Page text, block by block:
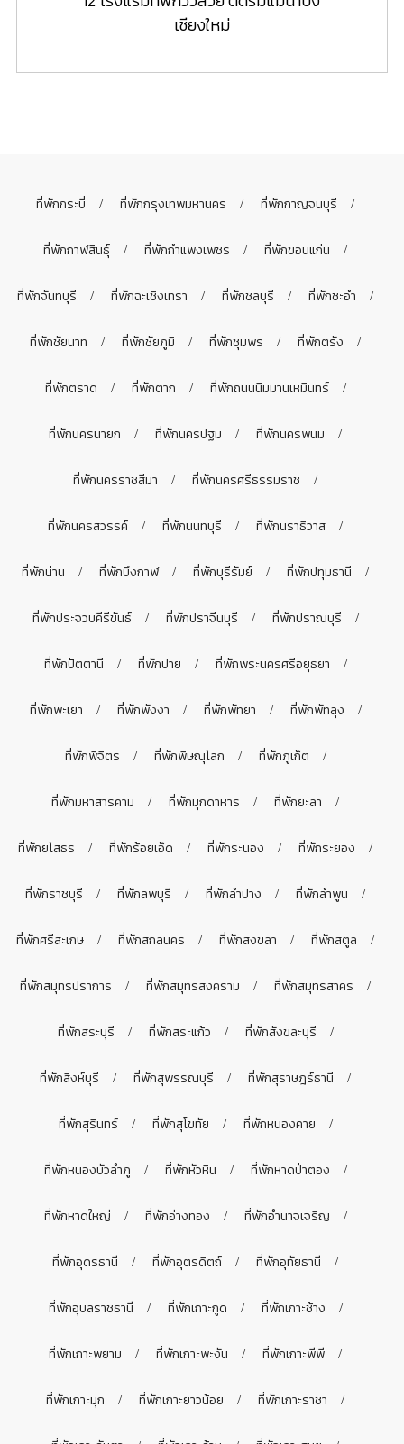
เชียงใหม่
ที่พักกระบี่ ที่พักกรุงเทพมหานคร ที่พักกาญจนบุรี
ที่พักกาฬสินธุ์ ที่พักกำแพงเพชร ที่พักขอนแก่น
ที่พักจันทบุรี ที่พักฉะเชิงเทรา ที่พักชลบุรี ที่พักชะอำ
ที่พักชัยนาท ที่พักชัยภูมิ ที่พักชุมพร ที่พักตรัง
ที่พักตราด ที่พักตาก ที่พักถนนนิมมานเหมินทร์
ที่พักนครนายก ที่พักนครปฐม ที่พักนครพนม
ที่พักนครราชสีมา ที่พักนครศรีธรรมราช
ที่พักนครสวรรค์ ที่พักนนทบุรี ที่พักนราธิวาส
ที่พักน่าน ที่พักบึงกาฬ ที่พักบุรีรัมย์ ที่พักปทุมธานี
ที่พักประจวบคีรีขันธ์ ที่พักปราจีนบุรี ที่พักปราณบุรี
ที่พักปัตตานี ที่พักปาย ที่พักพระนครศรีอยุธยา
ที่พักพะเยา ที่พักพังงา ที่พักพัทยา ที่พักพัทลุง
ที่พักพิจิตร ที่พักพิษณุโลก ที่พักภูเก็ต
ที่พักมหาสารคาม ที่พักมุกดาหาร ที่พักยะลา
ที่พักยโสธร ที่พักร้อยเอ็ด ที่พักระนอง ที่พักระยอง
ที่พักราชบุรี ที่พักลพบุรี ที่พักลำปาง ที่พักลำพูน
ที่พักศรีสะเกษ ที่พักสกลนคร ที่พักสงขลา ที่พักสตูล
ที่พักสมุทรปราการ ที่พักสมุทรสงคราม ที่พักสมุทรสาคร
ที่พักสระบุรี ที่พักสระแก้ว ที่พักสังขละบุรี
ที่พักสิงห์บุรี ที่พักสุพรรณบุรี ที่พักสุราษฎร์ธานี
ที่พักสุรินทร์ ที่พักสุโขทัย ที่พักหนองคาย
ที่พักหนองบัวลำภู ที่พักหัวหิน ที่พักหาดป่าตอง
ที่พักหาดใหญ่ ที่พักอ่างทอง ที่พักอำนาจเจริญ
ที่พักอุดรธานี ที่พักอุตรดิตถ์ ที่พักอุทัยธานี
ที่พักอุบลราชธานี ที่พักเกาะกูด ที่พักเกาะช้าง
ที่พักเกาะพยาม ที่พักเกาะพะงัน ที่พักเกาะพีพี
ที่พักเกาะมุก ที่พักเกาะยาวน้อย ที่พักเกาะราชา